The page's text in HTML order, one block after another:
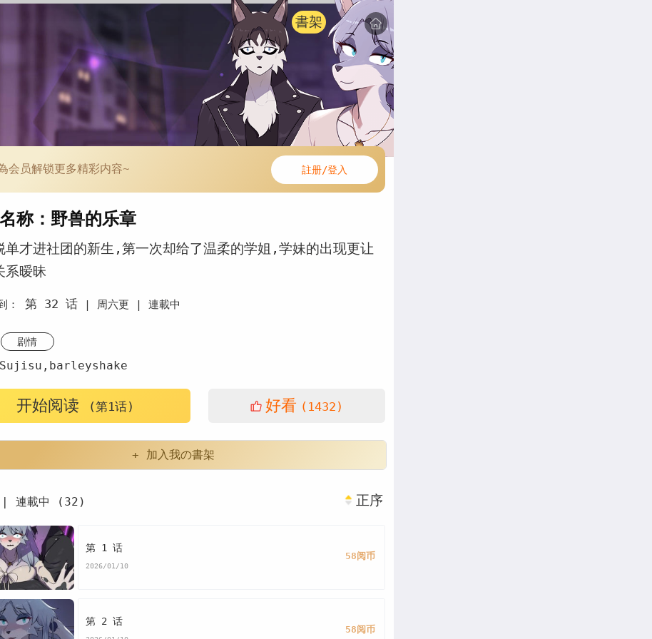
書架
会员解锁更多精彩内容~ 註册/登入
称：野兽的乐章
单才进社团的新生,第一次却给了温柔的学姐,学妹的出现更让
系暧昧
： 第 32 话| 周六更 | 連載中
剧情
Sujisu,barleyshake
开始阅读 (第1话) 好看 (1432)
+ 加入我の書架
| 連載中 (32) 正序
第 1 话
2026/01/10
58阅币
第 2 话
58阅币